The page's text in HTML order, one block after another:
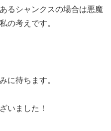
るシャンクスの場合は悪魔
の考えです。
に待ちます。
いました！